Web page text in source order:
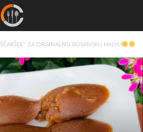
ZA ORGINALNU BOSANSKU HALVU